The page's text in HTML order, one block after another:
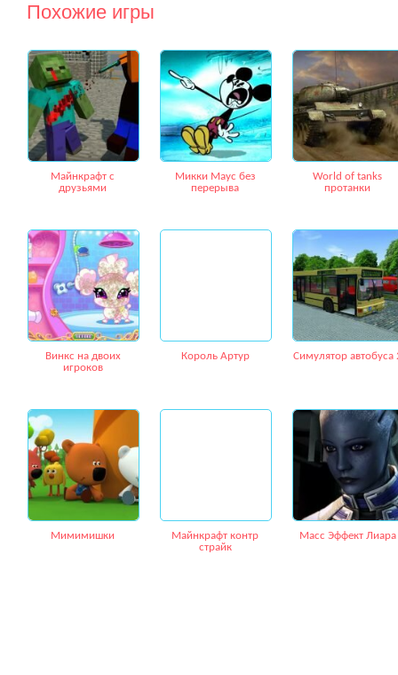
Похожие игры
Майнкрафт с
друзьями
Микки Маус без
перерыва
World of tanks
протанки
Винкс на двоих
игроков
Король Артур Симулятор автобуса
Мимимишки
Майнкрафт контр
страйк
Масс Эффект Лиара